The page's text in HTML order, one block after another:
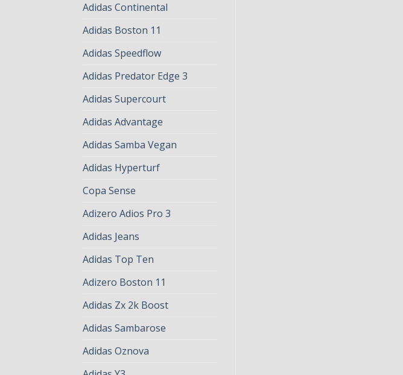
Adidas Continental
Adidas Boston 11
Adidas Speedflow
Adidas Predator Edge 3
Adidas Supercourt
Adidas Advantage
Adidas Samba Vegan
Adidas Hyperturf
Copa Sense
Adizero Adios Pro 3
Adidas Jeans
Adidas Top Ten
Adizero Boston 11
Adidas Zx 2k Boost
Adidas Sambarose
Adidas Oznova